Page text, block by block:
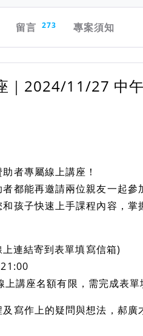
留言 273 專案須知
｜2024/11/27 中
者專屬線上講座！
都能再邀請兩位親友一起參
孩子快速上手課程內容，掌
連結寄到表單填寫信箱)
講座名額有限，需完成表單
寫作上的疑問與想法，郝廣